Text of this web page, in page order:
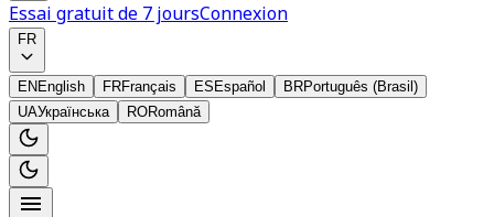
Essai gratuit de 7 joursConnexion
FR
EN English FRFrançais ES Español BRPortuguês (Brasil)
UAУкраїнська RORomână